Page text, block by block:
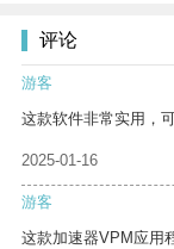
评论
游客
这款软件非常实用，
2025-01-16
游客
这款加速器VPM应用